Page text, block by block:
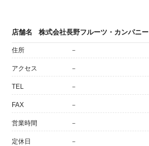
店舗名 株式会社長野フルーツ・カンパニー
住所 －
アクセス －
TEL －
FAX －
営業時間 －
定休日 －